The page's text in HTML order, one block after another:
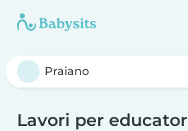
Lavori per